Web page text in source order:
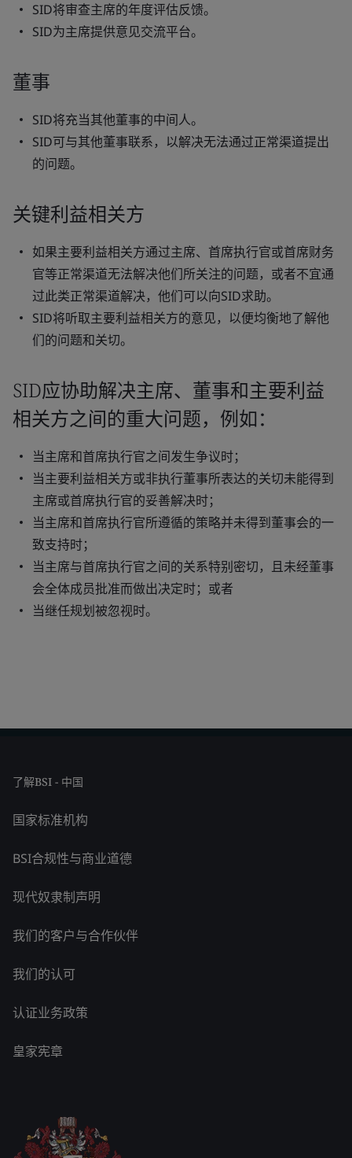
SID将审查主席的年度评估反馈。
SID为主席提供意见交流平台。
董事
SID将充当其他董事的中间人。
SID可与其他董事联系，以解决无法通过正常渠道提出
的问题。
关键利益相关方
如果主要利益相关方通过主席、首席执行官或首席财务
官等正常渠道无法解决他们所关注的问题，或者不宜通
过此类正常渠道解决，他们可以向SID求助。
SID将听取主要利益相关方的意见，以便均衡地了解他
们的问题和关切。
SID应协助解决主席、董事和主要利益
相关方之间的重大问题，例如：
当主席和首席执行官之间发生争议时；
当主要利益相关方或非执行董事所表达的关切未能得到
主席或首席执行官的妥善解决时；
当主席和首席执行官所遵循的策略并未得到董事会的一
致支持时；
当主席与首席执行官之间的关系特别密切，且未经董事
会全体成员批准而做出决定时；或者
当继任规划被忽视时。
了解BSI - 中国
国家标准机构
BSI合规性与商业道德
现代奴隶制声明
我们的客户与合作伙伴
我们的认可
认证业务政策
皇家宪章